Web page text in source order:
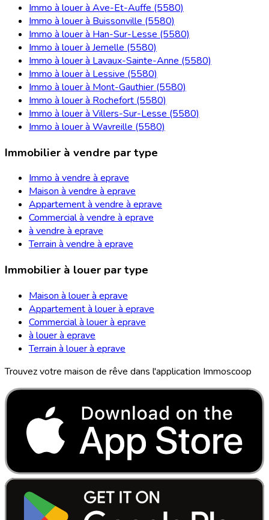
Immo à louer à Ave-Et-Auffe (5580)
Immo à louer à Buissonville (5580)
Immo à louer à Han-Sur-Lesse (5580)
Immo à louer à Jemelle (5580)
Immo à louer à Lavaux-Sainte-Anne (5580)
Immo à louer à Lessive (5580)
Immo à louer à Mont-Gauthier (5580)
Immo à louer à Rochefort (5580)
Immo à louer à Villers-Sur-Lesse (5580)
Immo à louer à Wavreille (5580)
Immobilier à vendre par type
Immo à vendre à eprave
Maison à vendre à eprave
Appartement à vendre à eprave
Commercial à vendre à eprave
à vendre à eprave
Terrain à vendre à eprave
Immobilier à louer par type
Maison à louer à eprave
Appartement à louer à eprave
Commercial à louer à eprave
à louer à eprave
Terrain à louer à eprave
Trouvez votre maison de rêve dans l'application Immoscoop